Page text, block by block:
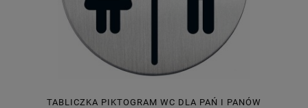
TABLICZKA PIKTOGRAM WC DLA PAŃ I PANÓW